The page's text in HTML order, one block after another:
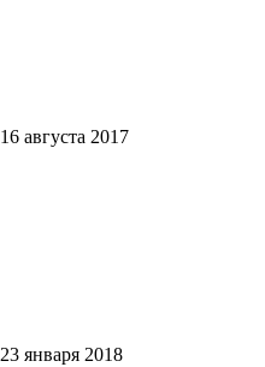
16 августа 2017
23 января 2018